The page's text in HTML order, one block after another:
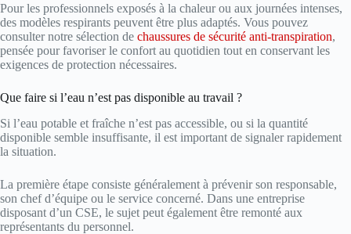
Pour les professionnels exposés à la chaleur ou aux journées intenses,
des modèles respirants peuvent être plus adaptés. Vous pouvez
consulter notre sélection de chaussures de sécurité anti-transpiration,
pensée pour favoriser le confort au quotidien tout en conservant les
exigences de protection nécessaires.
Que faire si l’eau n’est pas disponible au travail ?
Si l’eau potable et fraîche n’est pas accessible, ou si la quantité
disponible semble insuffisante, il est important de signaler rapidement
la situation.
La première étape consiste généralement à prévenir son responsable,
son chef d’équipe ou le service concerné. Dans une entreprise
disposant d’un CSE, le sujet peut également être remonté aux
représentants du personnel.